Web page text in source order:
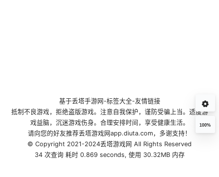
100%
基于丢塔手游网 -标签大全-友情链接
抵制不良游戏，拒绝盗版游戏。注意自我保护，谨防受骗上当。适度游
戏益脑，沉迷游戏伤身。合理安排时间，享受健康生活。
请向您的好友推荐丢塔游戏网app.diuta.com，多谢支持！
© Copyright 2021-2024丢塔游戏网 All Rights Reserved
34 次查询 耗时 0.869 seconds, 使用 30.32MB 内存